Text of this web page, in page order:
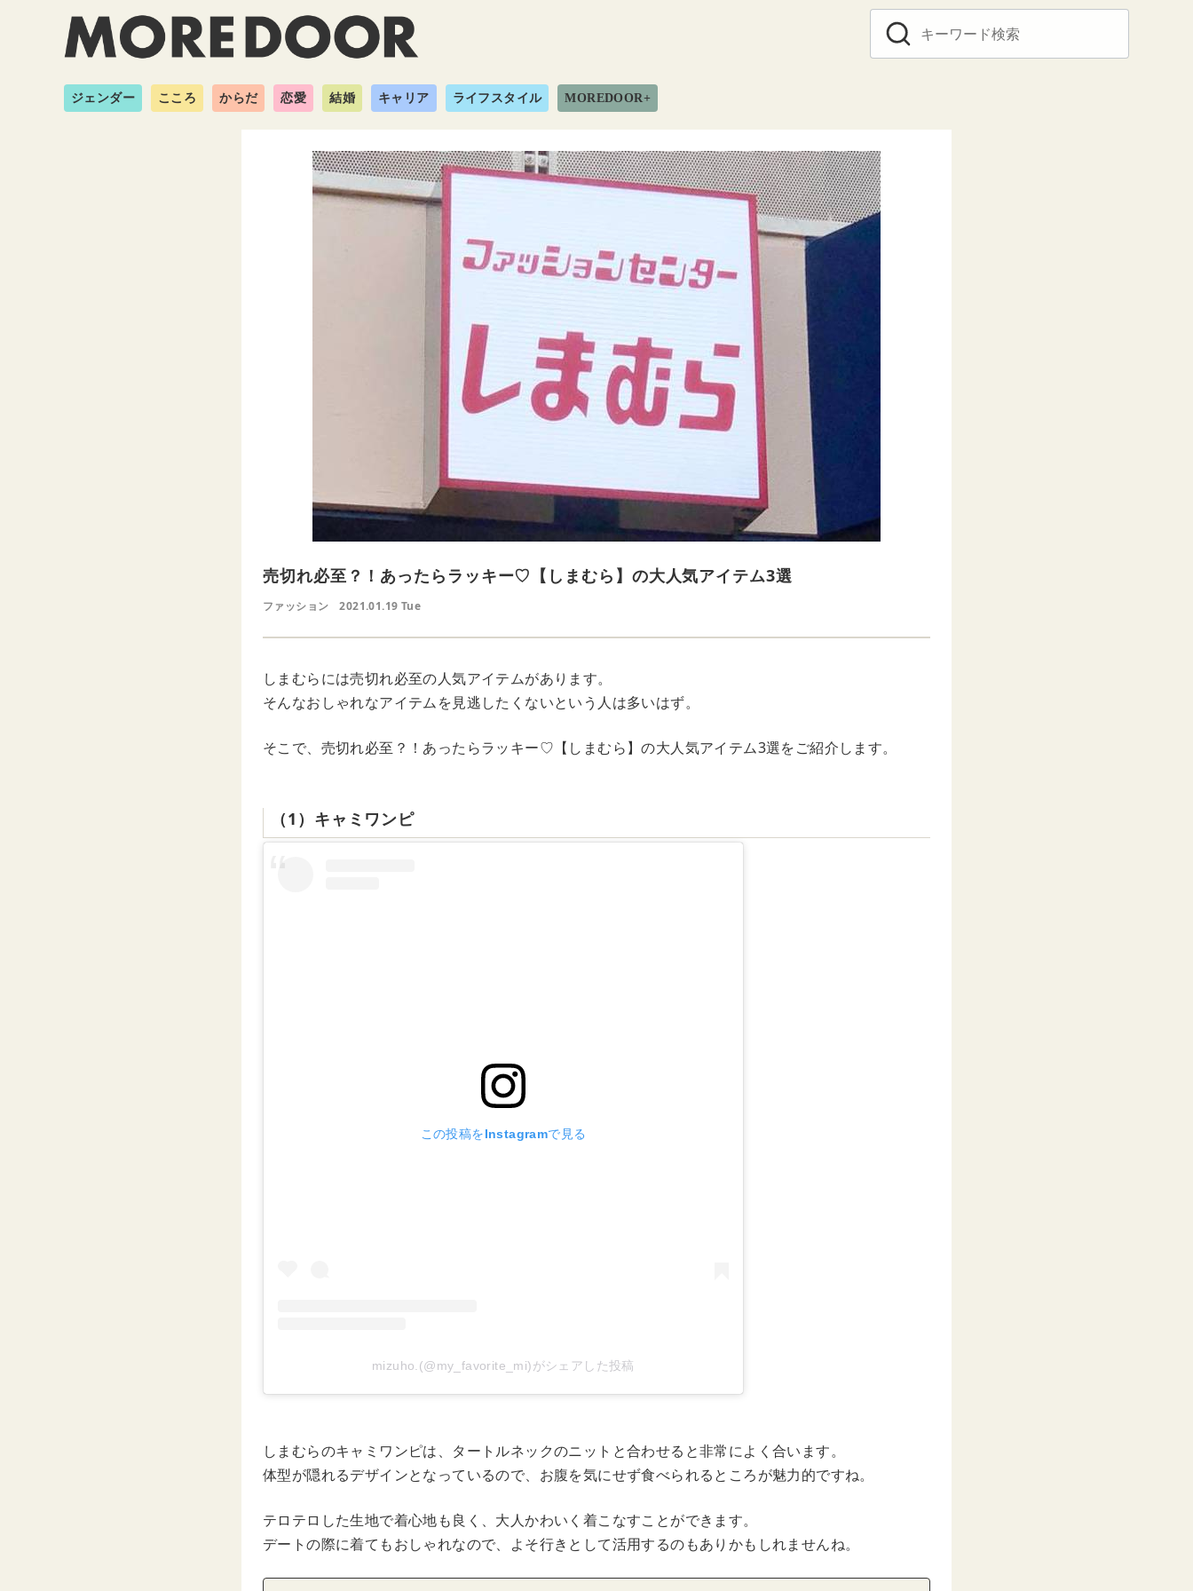
ジェンダー こころ からだ 恋愛 結婚 キャリア ライフスタイル MOREDOOR+
売切れ必至？！あったらラッキー♡【しまむら】の大人気アイテム3選
ファッション 2021.01.19 Tue
しまむらには売切れ必至の人気アイテムがあります。
そんなおしゃれなアイテムを見逃したくないという人は多いはず。
そこで、売切れ必至？！あったらラッキー♡【しまむら】の大人気アイテム3選をご紹介します。
（1）キャミワンピ
この投稿をInstagramで見る
mizuho.(@my_favorite_mi)がシェアした投稿
しまむらのキャミワンピは、タートルネックのニットと合わせると非常によく合います。
体型が隠れるデザインとなっているので、お腹を気にせず食べられるところが魅力的ですね。
テロテロした生地で着心地も良く、大人かわいく着こなすことができます。
デートの際に着てもおしゃれなので、よそ行きとして活用するのもありかもしれませんね。